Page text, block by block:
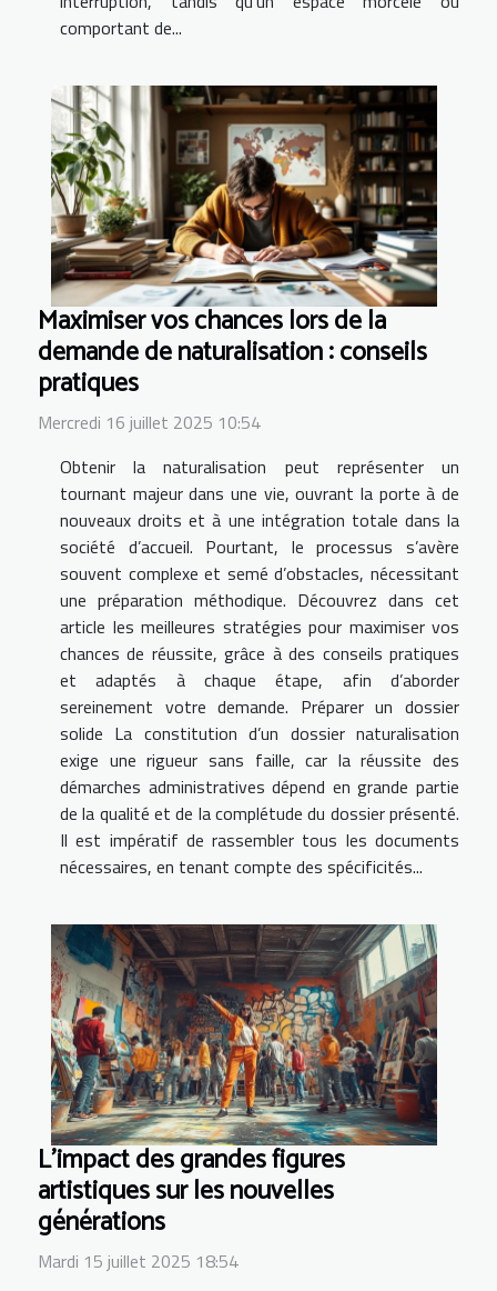
comportant de...
Maximiser vos chances lors de la
demande de naturalisation : conseils
pratiques
Mercredi 16 juillet 2025 10:54
Obtenir la naturalisation peut représenter un
tournant majeur dans une vie, ouvrant la porte à de
nouveaux droits et à une intégration totale dans la
société d’accueil. Pourtant, le processus s’avère
souvent complexe et semé d’obstacles, nécessitant
une préparation méthodique. Découvrez dans cet
article les meilleures stratégies pour maximiser vos
chances de réussite, grâce à des conseils pratiques
et adaptés à chaque étape, afin d’aborder
sereinement votre demande. Préparer un dossier
solide La constitution d’un dossier naturalisation
exige une rigueur sans faille, car la réussite des
démarches administratives dépend en grande partie
de la qualité et de la complétude du dossier présenté.
Il est impératif de rassembler tous les documents
nécessaires, en tenant compte des spécificités...
L'impact des grandes figures
artistiques sur les nouvelles
générations
Mardi 15 juillet 2025 18:54